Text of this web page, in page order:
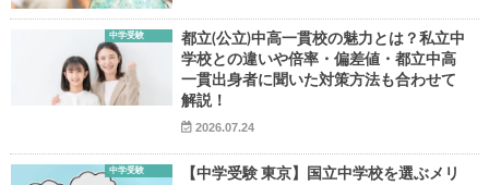
中学受験
都立(公立)中高一貫校の魅力とは？私立中
学校との違いや倍率・偏差値・都立中高
一貫出身者に聞いた対策方法も合わせて
解説！
2026.07.24
中学受験
【中学受験 東京】国立中学校を選ぶメリ